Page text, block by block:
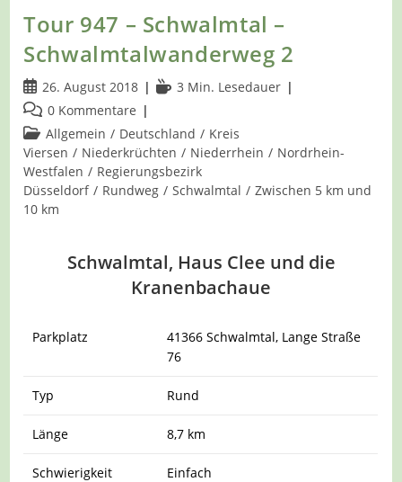
Tour 947 – Schwalmtal –
Schwalmtalwanderweg 2
Beitrag
veröffentlicht:
26. August 2018 Lesedauer:
3 Min. Lesedauer
Beitrags-
Kommentare:
0 Kommentare
Beitrags-
Kategorie:
Allgemein / Deutschland / Kreis
Viersen / Niederkrüchten / Niederrhein / Nordrhein-
Westfalen / Regierungsbezirk
Düsseldorf / Rundweg / Schwalmtal / Zwischen 5 km und
10 km
Schwalmtal, Haus Clee und die
Kranenbachaue
Parkplatz
41366 Schwalmtal, Lange Straße
76
Typ Rund
Länge 8,7 km
Schwierigkeit Einfach